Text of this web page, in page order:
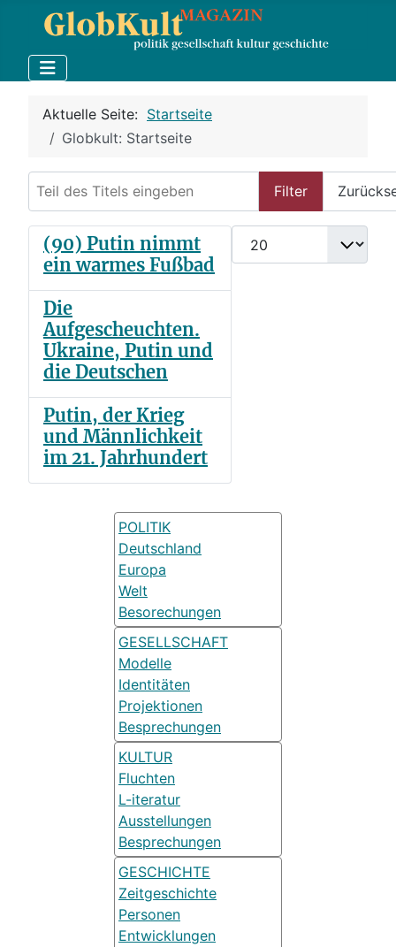
Aktuelle Seite: Startseite
Globkult: Startseite
Filter
Anzeige #
(90) Putin nimmt
ein warmes Fußbad
Die
Aufgescheuchten.
Ukraine, Putin und
die Deutschen
Putin, der Krieg
und Männlichkeit
im 21. Jahrhundert
POLITIK
Deutschland
Europa
Welt
Besorechungen
GESELLSCHAFT
Modelle
Identitäten
Projektionen
Besprechungen
KULTUR
Fluchten
L-iteratur
Ausstellungen
Besprechungen
GESCHICHTE
Zeitgeschichte
Personen
Entwicklungen